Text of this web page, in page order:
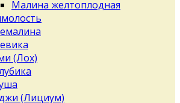
Малина желтоплодная
(Лох)
(Лициум)